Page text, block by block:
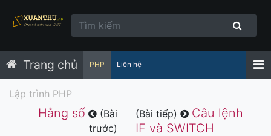
Trang chủ PHP Liên hệ
Lập trình PHP
Hằng số
(Bài
trước)
(Bài tiếp)
Câu lệnh
IF và SWITCH